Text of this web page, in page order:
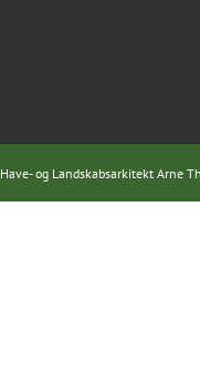
Have- og Landskabsarkitekt Arne